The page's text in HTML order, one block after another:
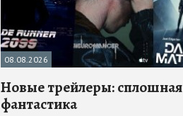
08.08.2026
Новые трейлеры: сплошная
фантастика